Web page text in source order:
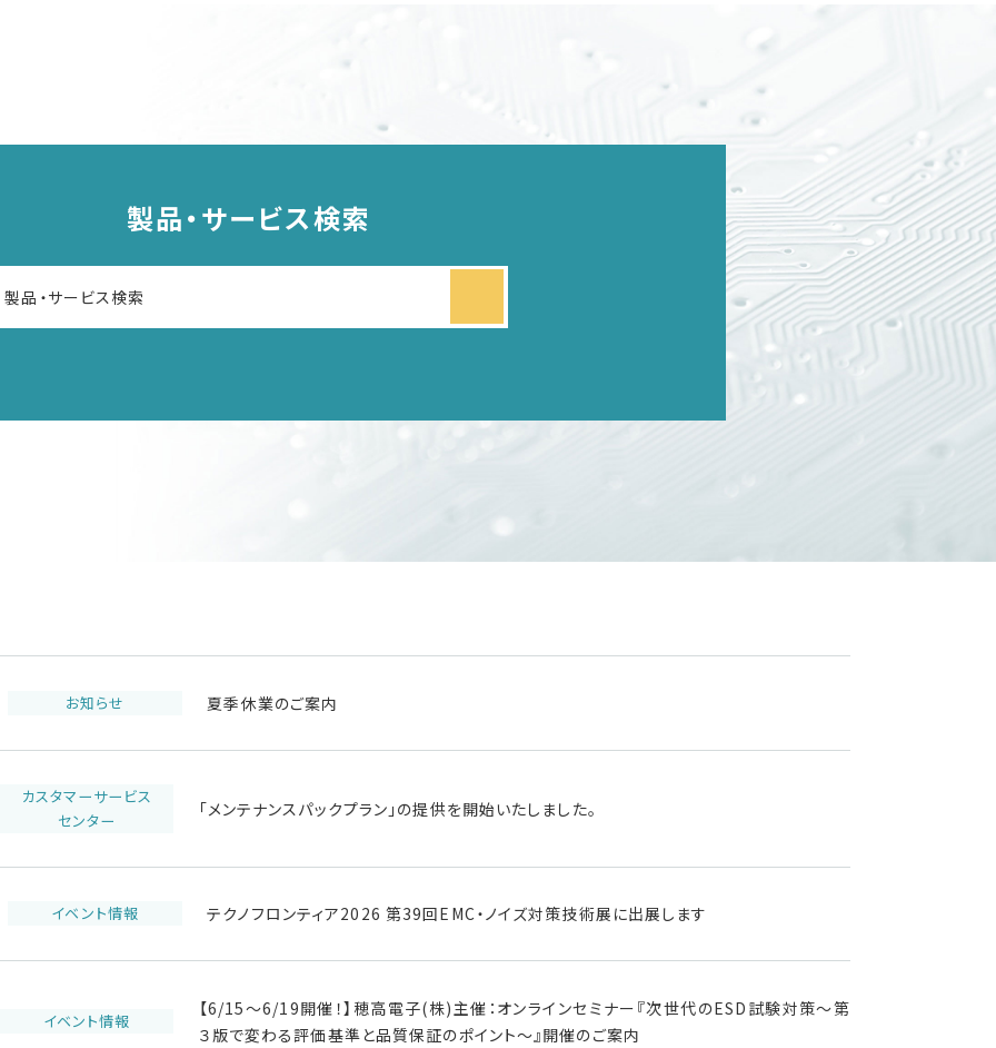
製品・サービス検索
お知らせ 夏季休業のご案内
カスタマーサービス
センター
「メンテナンスパックプラン」の提供を開始いたしました。
イベント情報 テクノフロンティア2026 第39回EMC・ノイズ対策技術展に出展します
イベント情報
【6/15～6/19開催！】穂高電子(株)主催：オンラインセミナー『次世代のESD試験対策～第
３版で変わる評価基準と品質保証のポイント～』開催のご案内